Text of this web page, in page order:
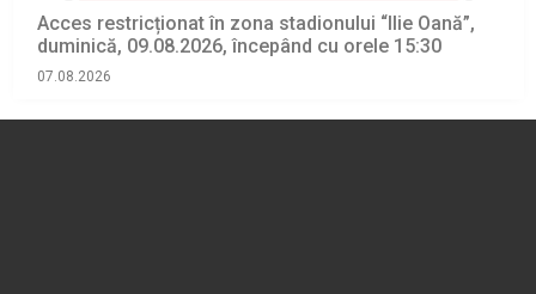
Acces restricționat în zona stadionului “Ilie Oană”,
duminică, 09.08.2026, începând cu orele 15:30
07.08.2026